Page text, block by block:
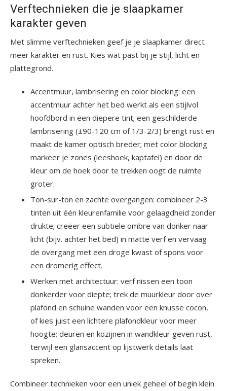
Verftechnieken die je slaapkamer
karakter geven
Met slimme verftechnieken geef je je slaapkamer direct
meer karakter en rust. Kies wat past bij je stijl, licht en
plattegrond.
Accentmuur, lambrisering en color blocking: een
accentmuur achter het bed werkt als een stijlvol
hoofdbord in een diepere tint; een geschilderde
lambrisering (±90-120 cm of 1/3-2/3) brengt rust en
maakt de kamer optisch breder; met color blocking
markeer je zones (leeshoek, kaptafel) en door de
kleur om de hoek door te trekken oogt de ruimte
groter.
Ton-sur-ton en zachte overgangen: combineer 2-3
tinten uit één kleurenfamilie voor gelaagdheid zonder
drukte; creëer een subtiele ombre van donker naar
licht (bijv. achter het bed) in matte verf en vervaag
de overgang met een droge kwast of spons voor
een dromerig effect.
Werken met architectuur: verf nissen een toon
donkerder voor diepte; trek de muurkleur door over
plafond en schuine wanden voor een knusse cocon,
of kies juist een lichtere plafondkleur voor meer
hoogte; deuren en kozijnen in wandkleur geven rust,
terwijl een glansaccent op lijstwerk details laat
spreken.
Combineer technieken voor een uniek geheel of begin klein